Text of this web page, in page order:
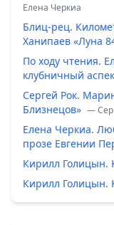
Елена Черкиа
Блиц-рец.
Ханипаев «Луна
По ходу чтения.
клубничный
Сергей Рок.
Близнецов» —
Елена Черкиа.
прозе Евгении
Кирилл Голицын.
Кирилл Голицын.